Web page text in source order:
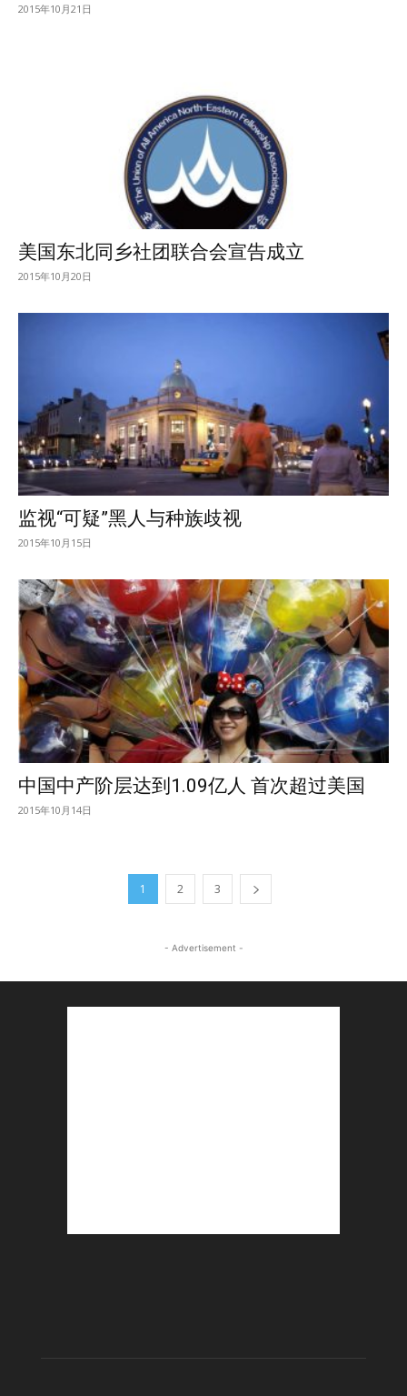
2015年10月21日
美国东北同乡社团联合会宣告成立
2015年10月20日
监视“可疑”黑人与种族歧视
2015年10月15日
中国中产阶层达到1.09亿人 首次超过美国
2015年10月14日
1 2 3
- Advertisement -